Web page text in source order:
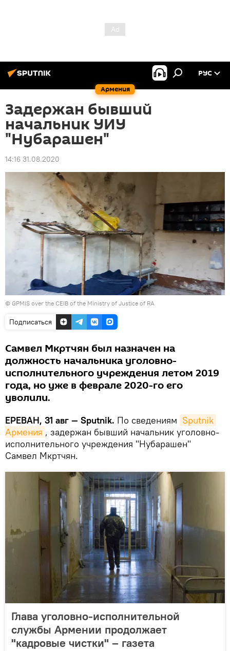
Армения
РУС
Задержан бывший
начальник УИУ
"Нубарашен"
14:16 31.08.2020
© GPMIS over the CEIB of the Ministry of Justice of RA
Подписаться
Самвел Мкртчян был назначен на
должность начальника уголовно-
исполнительного учреждения летом 2019
года, но уже в феврале 2020-го его
уволили.
ЕРЕВАН, 31 авг — Sputnik. По сведениям Sputnik
Армения , задержан бывший начальник уголовно-
исполнительного учреждения "Нубарашен"
Самвел Мкртчян.
Глава уголовно-исполнительной
службы Армении продолжает
"кадровые чистки" – газета